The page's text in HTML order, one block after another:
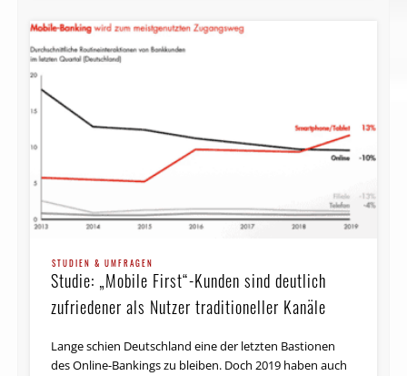
STUDIEN & UMFRAGEN
Studie: „Mobile First“-Kunden sind deutlich
zufriedener als Nutzer traditioneller Kanäle
Lange schien Deutschland eine der letzten Bastionen
des Online-Bankings zu bleiben. Doch 2019 haben auch